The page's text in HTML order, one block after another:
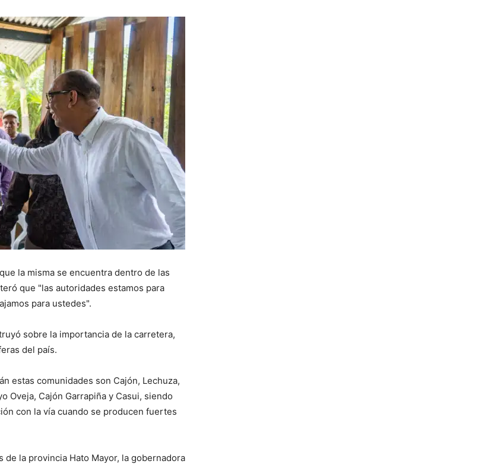
la misma se encuentra dentro de las
que "las autoridades estamos para
para ustedes".
sobre la importancia de la carretera,
del país.
estas comunidades son Cajón, Lechuza,
Oveja, Cajón Garrapiña y Casui, siendo
con la vía cuando se producen fuertes
la provincia Hato Mayor, la gobernadora